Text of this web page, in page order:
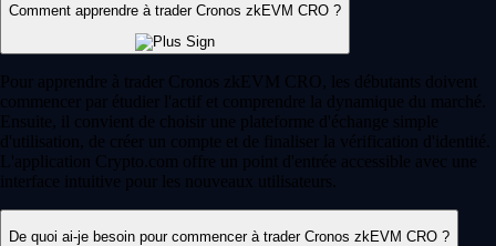
Comment apprendre à trader Cronos zkEVM CRO ?
Pour apprendre à trader Cronos zkEVM CRO, les débutants doivent
commencer par étudier l'actif et comprendre la dynamique du marché.
Ensuite, il convient de choisir une plateforme d'échange simple
d'utilisation, de créer un compte et de finaliser la vérification d'identité.
L'application Crypto.com offre un point d'entrée accessible avec une
interface intuitive pour les nouveaux utilisateurs.
De quoi ai-je besoin pour commencer à trader Cronos zkEVM CRO ?